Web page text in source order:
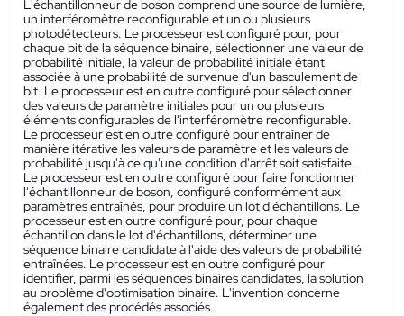
L'échantillonneur de boson comprend une source de lumière,
un interféromètre reconfigurable et un ou plusieurs
photodétecteurs. Le processeur est configuré pour, pour
chaque bit de la séquence binaire, sélectionner une valeur de
probabilité initiale, la valeur de probabilité initiale étant
associée à une probabilité de survenue d'un basculement de
bit. Le processeur est en outre configuré pour sélectionner
des valeurs de paramètre initiales pour un ou plusieurs
éléments configurables de l'interféromètre reconfigurable.
Le processeur est en outre configuré pour entraîner de
manière itérative les valeurs de paramètre et les valeurs de
probabilité jusqu'à ce qu'une condition d'arrêt soit satisfaite.
Le processeur est en outre configuré pour faire fonctionner
l'échantillonneur de boson, configuré conformément aux
paramètres entraînés, pour produire un lot d'échantillons. Le
processeur est en outre configuré pour, pour chaque
échantillon dans le lot d'échantillons, déterminer une
séquence binaire candidate à l'aide des valeurs de probabilité
entraînées. Le processeur est en outre configuré pour
identifier, parmi les séquences binaires candidates, la solution
au problème d'optimisation binaire. L'invention concerne
également des procédés associés.